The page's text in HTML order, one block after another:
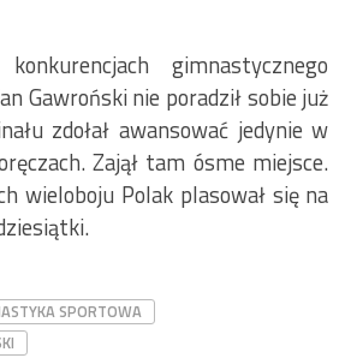
gimnastycznego
Gawroński nie poradził sobie już
zdołał awansować jedynie w
Zajął tam ósme miejsce.
wieloboju Polak plasował się na
SPORTOWA